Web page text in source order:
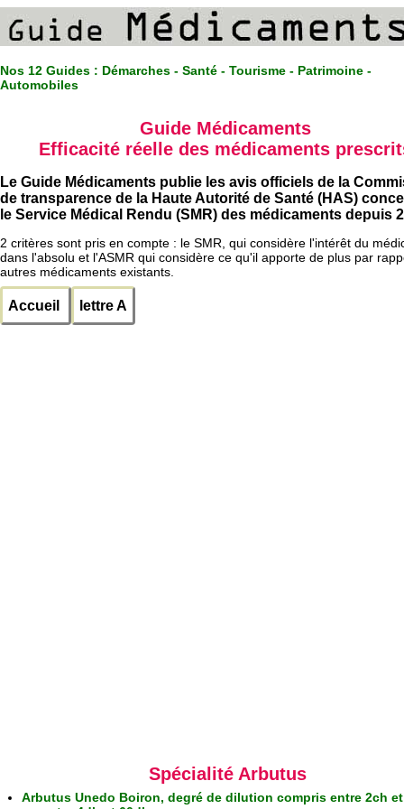
Nos 12 Guides : Démarches - Santé - Tourisme - Patrimoine -
Automobiles
Guide Médicaments
Efficacité réelle des médicaments
Le Guide Médicaments publie les avis officiels de la
de transparence de la Haute Autorité de Santé (HAS)
le Service Médical Rendu (SMR) des médicaments depuis
2 critères sont pris en compte : le SMR, qui considère l'intérêt du
dans l'absolu et l'ASMR qui considère ce qu'il apporte de plus par
autres médicaments existants.
Accueil lettre A
Spécialité Arbutus
Arbutus Unedo Boiron, degré de dilution compris entre 2ch